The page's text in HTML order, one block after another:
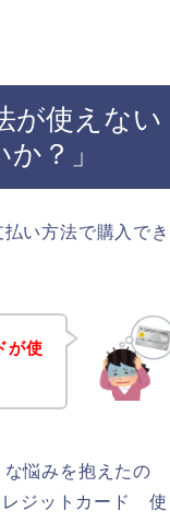
が使えない
？」
い方法で購入でき
が使
悩みを抱えたの
レジットカード 使